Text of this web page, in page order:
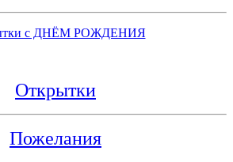
с ДНЁМ РОЖДЕНИЯ
Открытки
Пожелания